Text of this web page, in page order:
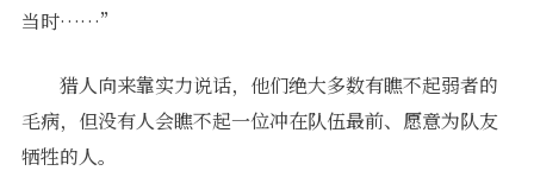
当时……”
猎人向来靠实力说话，他们绝大多数有瞧不起弱者的
毛病，但没有人会瞧不起一位冲在队伍最前、愿意为队友
牺牲的人。